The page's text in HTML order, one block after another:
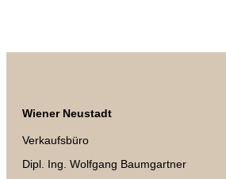
Wiener Neustadt
Verkaufsbüro
Dipl. Ing. Wolfgang Baumgartner